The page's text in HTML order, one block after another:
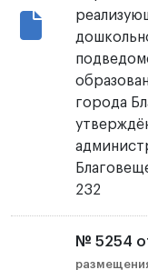
города
232
№ 5254